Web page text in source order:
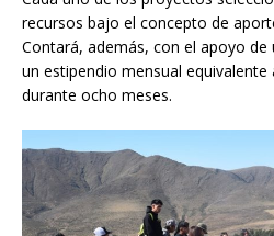
recursos bajo el concepto de
Contará, además, con el apoyo de
un estipendio mensual
durante ocho meses.